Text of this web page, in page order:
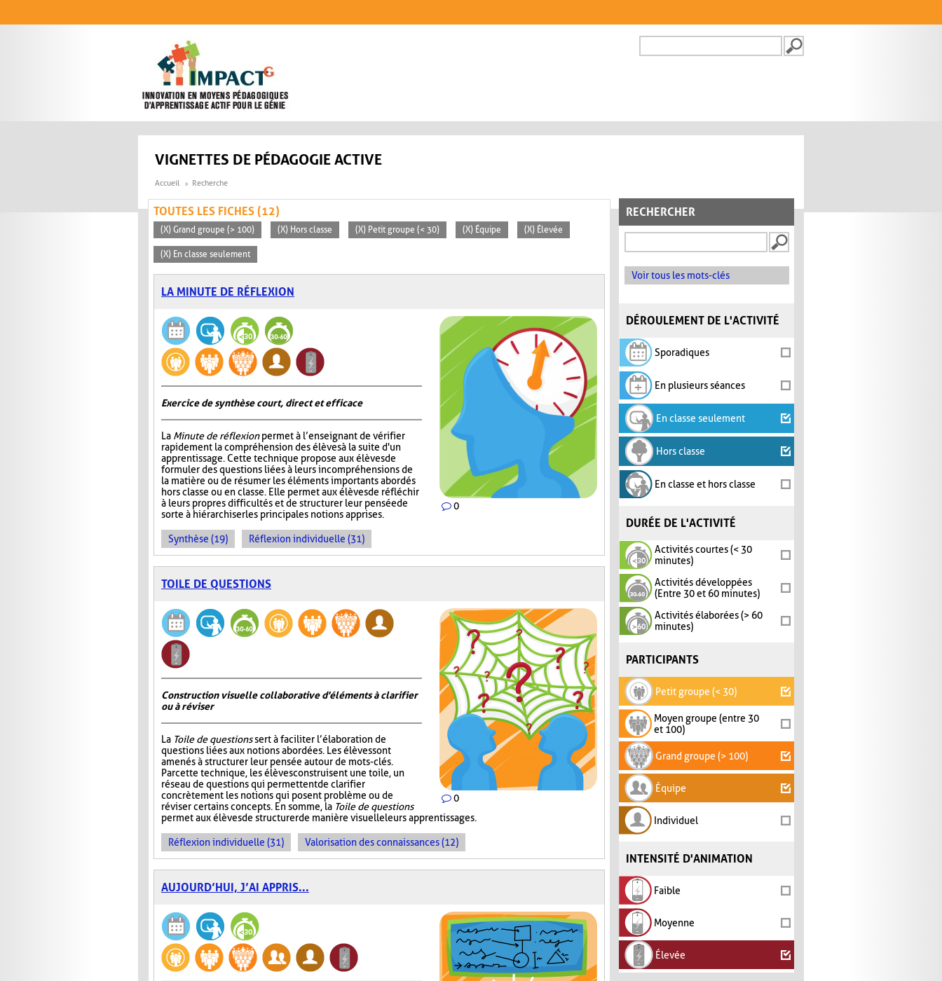
FORMULAIRE DE
VIGNETTES DE PÉDAGOGIE ACTIVE
Accueil Recherche
RECHERCHER
Voir tous les mots-clés
DÉROULEMENT DE L'ACTIVITÉ
Sporadiques
En plusieurs séances
En classe seulement
Hors classe
En classe et hors classe
DURÉE DE L'ACTIVITÉ
Activités courtes (< 30
minutes)
Activités développées
(Entre 30 et 60 minutes)
Activités élaborées (> 60
minutes)
PARTICIPANTS
Petit groupe (< 30)
Moyen groupe (entre 30
et 100)
Grand groupe (> 100)
Équipe
Individuel
INTENSITÉ D'ANIMATION
Faible
Moyenne
Élevée
TOUTES LES FICHES (12)
(X) Grand groupe (> 100) (X) Hors classe (X) Petit groupe (< 30) (X) Équipe (X) Élevée
(X) En classe seulement
LA MINUTE DE RÉFLEXION
0
Exercice de synthèse court, direct et efficace
La Minute de réflexionpermet à l’enseignant de vérifier
rapidement la compréhension des élèves à la suite d'un
apprentissage. Cette technique propose aux élèves de
formuler des questions liées à leurs incompréhensions de
la matière ou de résumer les éléments importants abordés
hors classe ou en classe. Elle permet aux élèves de réfléchir
à leurs propres difficultés et de structurer leur pensée de
sorte à hiérarchiser les principales notions apprises.
Synthèse (19) Réflexion individuelle (31)
TOILE DE QUESTIONS
0
Construction visuelle collaborative d'éléments à clarifier
ou à réviser
La Toile de questionssert à faciliter l’élaboration de
questions liées aux notions abordées. Les élèves sont
amenés à structurer leur pensée autour de mots-clés.
Par cette technique, les élèves construisent une toile, un
réseau de questions qui permettent de clarifier
concrètement les notions qui posent problème ou de
réviser certains concepts. En somme, la Toile de questions
permet aux élèves de structurer de manière visuelle leurs apprentissages.
Réflexion individuelle (31) Valorisation des connaissances (12)
AUJOURD’HUI, J’AI APPRIS...